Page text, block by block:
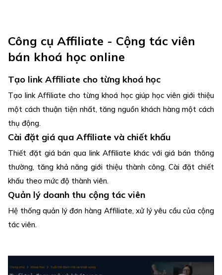
Công cụ Affiliate - Cộng tác viên
bán khoá học online
Tạo link Affiliate cho từng khoá học
Tạo link Affiliate cho từng khoá học giúp học viên giới thiệu
một cách thuận tiện nhất, tăng nguồn khách hàng một cách
thụ động.
Cài đặt giá qua Affiliate và chiết khấu
Thiết đặt giá bán qua link Affiliate khác với giá bán thông
thường, tăng khả năng giới thiệu thành công. Cài đặt chiết
khấu theo mức độ thành viên.
Quản lý doanh thu cộng tác viên
Hệ thống quản lý đơn hàng Affiliate, xử lý yêu cầu của cộng
tác viên.